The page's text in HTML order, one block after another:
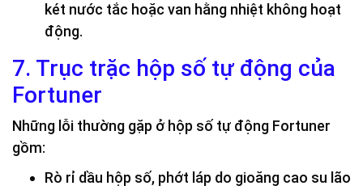
két nước tắc hoặc van hằng nhiệt không hoạt
động.
7. Trục trặc hộp số tự động của
Fortuner
Những lỗi thường gặp ở hộp số tự động Fortuner
gồm:
Rò rỉ dầu hộp số, phớt láp do gioăng cao su lão